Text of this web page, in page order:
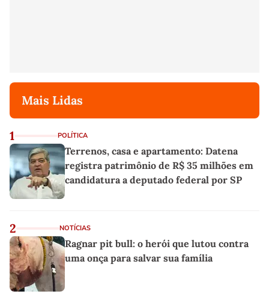
Mais Lidas
1 POLÍTICA
Terrenos, casa e apartamento: Datena
registra patrimônio de R$ 35 milhões em
candidatura a deputado federal por SP
2 NOTÍCIAS
Ragnar pit bull: o herói que lutou contra
uma onça para salvar sua família